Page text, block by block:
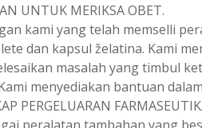
UNTUK MERIKSA OBET.
kami yang telah memselli
dan kapsul želatina. Kami
masalah yang timbul
menyediakan bantuan
PERGELUARAN
peralatan tambahan yang